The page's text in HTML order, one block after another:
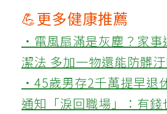
💪更多健康推薦
‧電風扇滿是灰塵？家事
潔法 多加一物還能防髒
‧45歲男存2千萬提早退
通知「淚回職場」：有錢